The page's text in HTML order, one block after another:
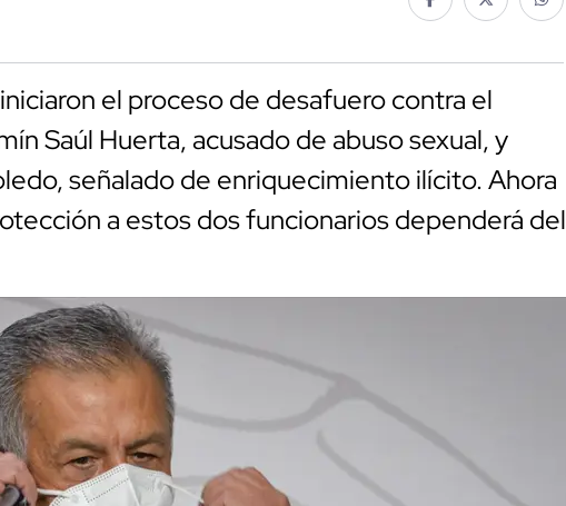
el proceso de desafuero contra el
Saúl Huerta, acusado de abuso sexual, y
señalado de enriquecimiento ilícito. Ahora
a estos dos funcionarios dependerá del